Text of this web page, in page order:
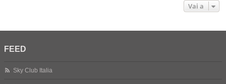
Vai a
FEED
Sky Club Italia